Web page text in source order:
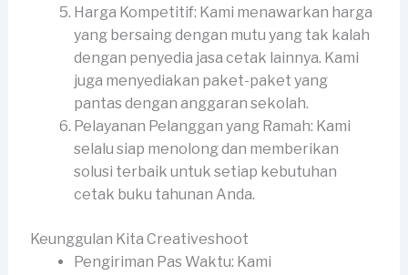
Harga Kompetitif: Kami menawarkan harga
yang bersaing dengan mutu yang tak kalah
dengan penyedia jasa cetak lainnya. Kami
juga menyediakan paket-paket yang
pantas dengan anggaran sekolah.
Pelayanan Pelanggan yang Ramah: Kami
selalu siap menolong dan memberikan
solusi terbaik untuk setiap kebutuhan
cetak buku tahunan Anda.
Keunggulan Kita Creativeshoot
Pengiriman Pas Waktu: Kami